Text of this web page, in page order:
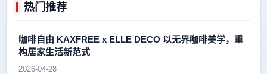
热门推荐
咖啡自由 KAXFREE x ELLE DECO 以无界咖啡美学，重
构居家生活新范式
2026-04-28